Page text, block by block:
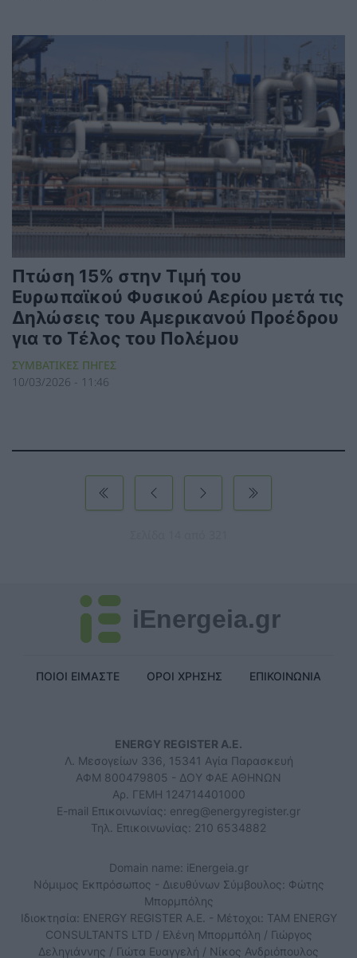
Πτώση 15% στην Τιμή του
Ευρωπαϊκού Φυσικού Αερίου μετά τις
Δηλώσεις του Αμερικανού Προέδρου
για το Τέλος του Πολέμου
ΣΥΜΒΑΤΙΚΕΣ ΠΗΓΕΣ
10/03/2026 - 11:46
iEnergeia.gr
ΠΟΙΟΙ ΕΙΜΑΣΤΕ ΟΡΟΙ ΧΡΗΣΗΣ ΕΠΙΚΟΙΝΩΝΙΑ
ENERGY REGISTER Α.Ε.
Λ. Μεσογείων 336, 15341 Αγία Παρασκευή
ΑΦΜ 800479805 - ΔΟΥ ΦΑΕ ΑΘΗΝΩΝ
Αρ. ΓΕΜΗ 124714401000
E-mail Επικοινωνίας: enreg@energyregister.gr
Τηλ. Επικοινωνίας: 210 6534882
Domain name: iEnergeia.gr
Νόμιμος Εκπρόσωπος - Διευθύνων Σύμβουλος: Φώτης
Μπορμπόλης
Ιδιοκτησία: ENERGY REGISTER Α.Ε. - Μέτοχοι: TAM ENERGY
CONSULTANTS LTD / Ελένη Μπορμπόλη / Γιώργος
Δεληγιάννης / Γιώτα Ευαγγελή / Νίκος Ανδριόπουλος